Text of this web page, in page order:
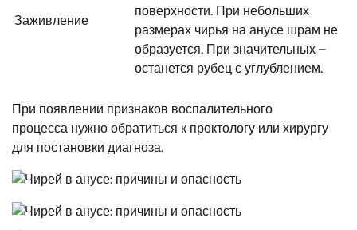
Заживление
поверхности. При небольших
размерах чирья на анусе шрам не
образуется. При значительных –
останется рубец с углублением.
При появлении признаков воспалительного
процесса нужно обратиться к проктологу или хирургу
для постановки диагноза.